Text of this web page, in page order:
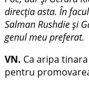
direcţia asta. În
Salman Rushdie şi
genul meu preferat.
VN. Ca aripa
pentru